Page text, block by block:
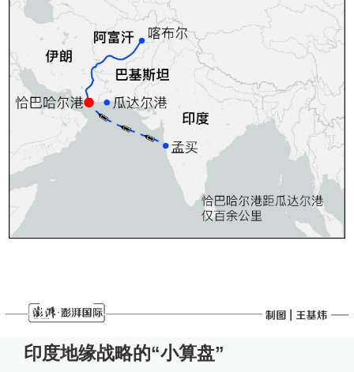
印度地缘战略的“小算盘”